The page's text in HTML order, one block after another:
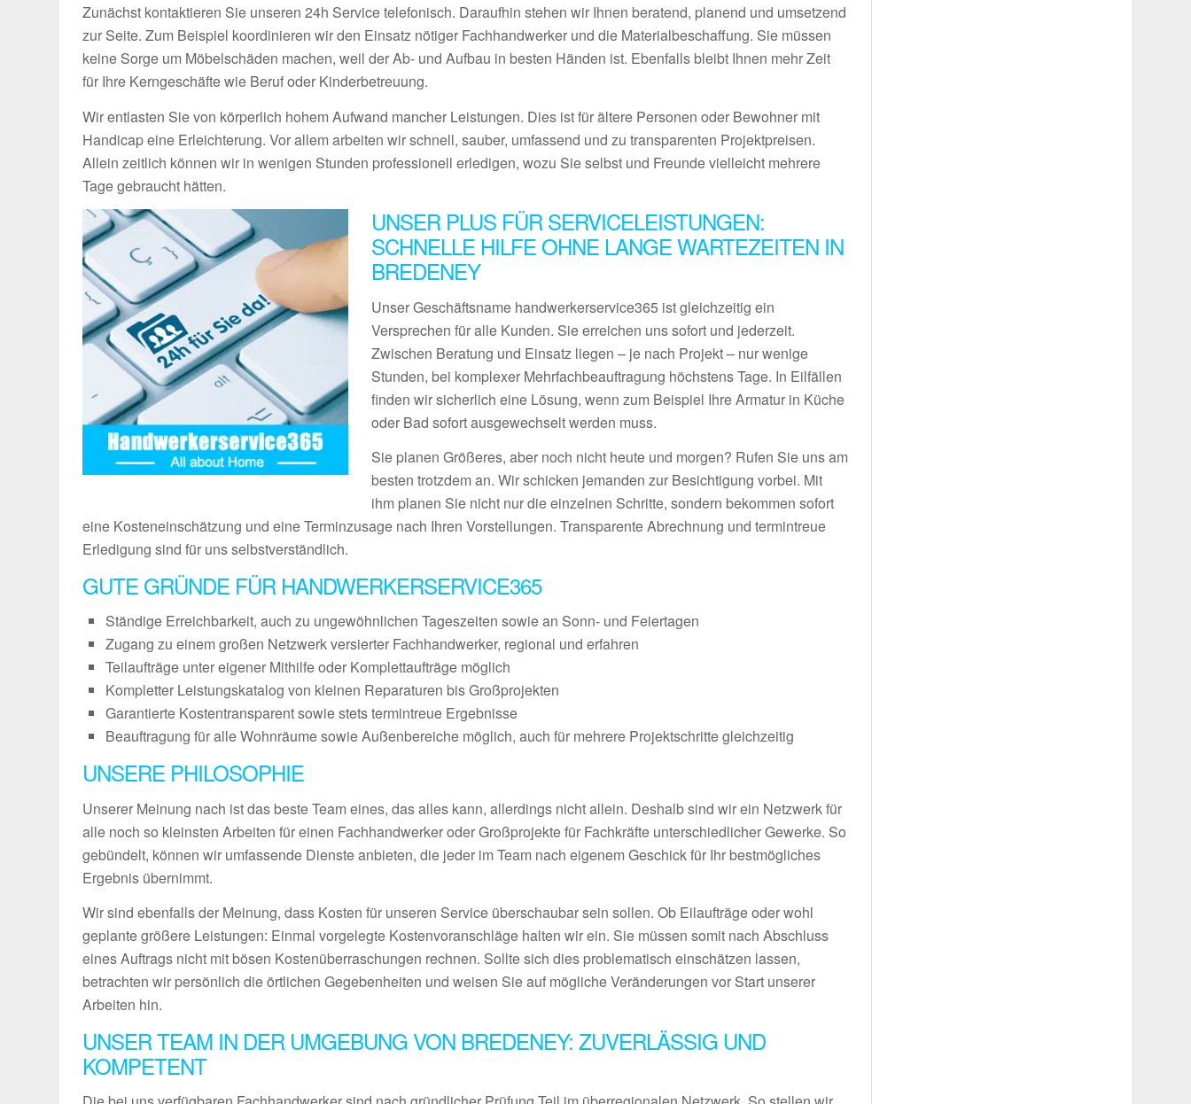
Zunächst kontaktieren Sie unseren 24h Service telefonisch. Daraufhin stehen wir Ihnen beratend, planend und umsetzend
zur Seite. Zum Beispiel koordinieren wir den Einsatz nötiger Fachhandwerker und die Materialbeschaffung. Sie müssen
keine Sorge um Möbelschäden machen, weil der Ab- und Aufbau in besten Händen ist. Ebenfalls bleibt Ihnen mehr Zeit
für Ihre Kerngeschäfte wie Beruf oder Kinderbetreuung.
Wir entlasten Sie von körperlich hohem Aufwand mancher Leistungen. Dies ist für ältere Personen oder Bewohner mit
Handicap eine Erleichterung. Vor allem arbeiten wir schnell, sauber, umfassend und zu transparenten Projektpreisen.
Allein zeitlich können wir in wenigen Stunden professionell erledigen, wozu Sie selbst und Freunde vielleicht mehrere
Tage gebraucht hätten.
UNSER PLUS FÜR SERVICELEISTUNGEN:
SCHNELLE HILFE OHNE LANGE WARTEZEITEN IN
BREDENEY
Unser Geschäftsname handwerkerservice365 ist gleichzeitig ein
Versprechen für alle Kunden. Sie erreichen uns sofort und jederzeit.
Zwischen Beratung und Einsatz liegen – je nach Projekt – nur wenige
Stunden, bei komplexer Mehrfachbeauftragung höchstens Tage. In Eilfällen
finden wir sicherlich eine Lösung, wenn zum Beispiel Ihre Armatur in Küche
oder Bad sofort ausgewechselt werden muss.
Sie planen Größeres, aber noch nicht heute und morgen? Rufen Sie uns am
besten trotzdem an. Wir schicken jemanden zur Besichtigung vorbei. Mit
ihm planen Sie nicht nur die einzelnen Schritte, sondern bekommen sofort
eine Kosteneinschätzung und eine Terminzusage nach Ihren Vorstellungen. Transparente Abrechnung und termintreue
Erledigung sind für uns selbstverständlich.
GUTE GRÜNDE FÜR HANDWERKERSERVICE365
Ständige Erreichbarkeit, auch zu ungewöhnlichen Tageszeiten sowie an Sonn- und Feiertagen
Zugang zu einem großen Netzwerk versierter Fachhandwerker, regional und erfahren
Teilaufträge unter eigener Mithilfe oder Komplettaufträge möglich
Kompletter Leistungskatalog von kleinen Reparaturen bis Großprojekten
Garantierte Kostentransparent sowie stets termintreue Ergebnisse
Beauftragung für alle Wohnräume sowie Außenbereiche möglich, auch für mehrere Projektschritte gleichzeitig
UNSERE PHILOSOPHIE
Unserer Meinung nach ist das beste Team eines, das alles kann, allerdings nicht allein. Deshalb sind wir ein Netzwerk für
alle noch so kleinsten Arbeiten für einen Fachhandwerker oder Großprojekte für Fachkräfte unterschiedlicher Gewerke. So
gebündelt, können wir umfassende Dienste anbieten, die jeder im Team nach eigenem Geschick für Ihr bestmögliches
Ergebnis übernimmt.
Wir sind ebenfalls der Meinung, dass Kosten für unseren Service überschaubar sein sollen. Ob Eilaufträge oder wohl
geplante größere Leistungen: Einmal vorgelegte Kostenvoranschläge halten wir ein. Sie müssen somit nach Abschluss
eines Auftrags nicht mit bösen Kostenüberraschungen rechnen. Sollte sich dies problematisch einschätzen lassen,
betrachten wir persönlich die örtlichen Gegebenheiten und weisen Sie auf mögliche Veränderungen vor Start unserer
Arbeiten hin.
UNSER TEAM IN DER UMGEBUNG VON BREDENEY: ZUVERLÄSSIG UND
KOMPETENT